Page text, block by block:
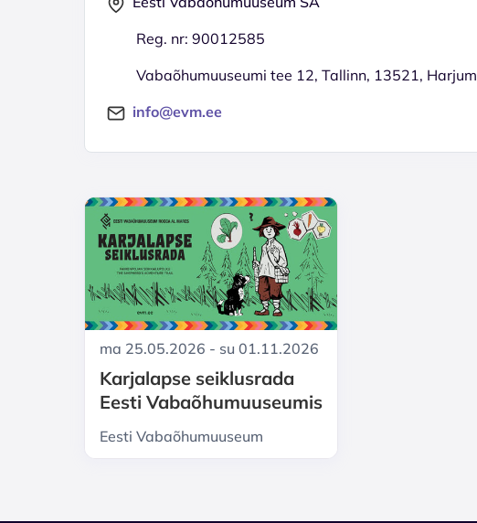
Reg. nr: 90012585
Vabaõhumuuseumi tee 12, Tallinn, 13521,
info@evm.ee
ma 25.05.2026 - su 01.11.2026
Karjalapse seiklusrada
Eesti Vabaõhumuuseumis
Eesti Vabaõhumuuseum